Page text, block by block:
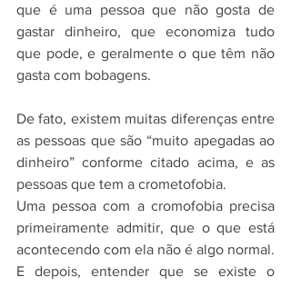
que é uma pessoa que não gosta de
gastar dinheiro, que economiza tudo
que pode, e geralmente o que têm não
gasta com bobagens.
De fato, existem muitas diferenças entre
as pessoas que são “muito apegadas ao
dinheiro” conforme citado acima, e as
pessoas que tem a crometofobia.
Uma pessoa com a cromofobia precisa
primeiramente admitir, que o que está
acontecendo com ela não é algo normal.
E depois, entender que se existe o